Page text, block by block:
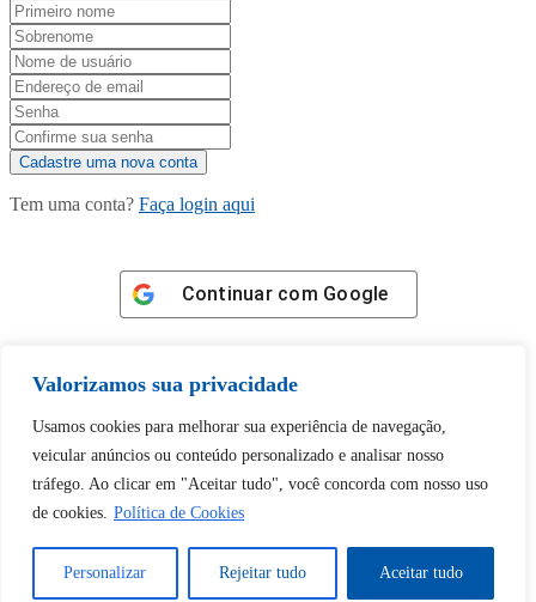
Valorizamos sua privacidade
Usamos cookies para melhorar sua experiência de navegação,
veicular anúncios ou conteúdo personalizado e analisar nosso
tráfego. Ao clicar em "Aceitar tudo", você concorda com nosso uso
de cookies. Política de Cookies
Personalizar Rejeitar tudo Aceitar tudo
Tem uma conta? Faça login aqui
Continuar com Google
Tem certeza de que deseja
desbloquear esta publicação?
Desbloquear esquerda : 0